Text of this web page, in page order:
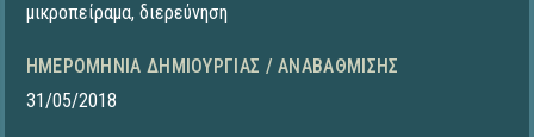
μικροπείραμα, διερεύνηση
ΗΜΕΡΟΜΗΝΊΑ ΔΗΜΙΟΥΡΓΊΑΣ / ΑΝΑΒΆΘΜΙΣΗΣ
31/05/2018